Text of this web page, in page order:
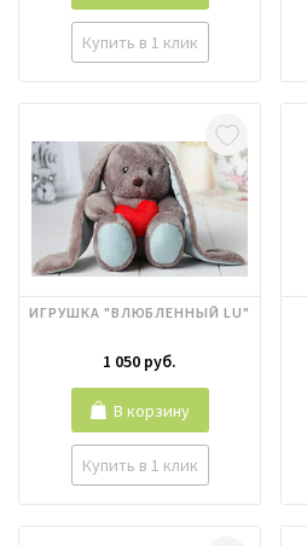
Купить в 1 клик
ИГРУШКА "ВЛЮБЛЕННЫЙ LU"
1 050 руб.
Купить в 1 клик
В корзину